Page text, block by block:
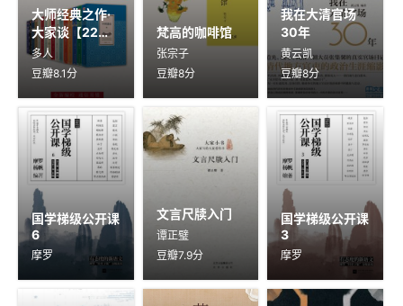
大师经典之作·
大家谈【22
册】
多人
豆瓣8.1分
梵高的咖啡馆
张宗子
豆瓣8分
我在大清官场
30年
黄云凯
豆瓣8分
国学梯级公开课
6
摩罗
文言尺牍入门
谭正璧
豆瓣7.9分
国学梯级公开课
3
摩罗